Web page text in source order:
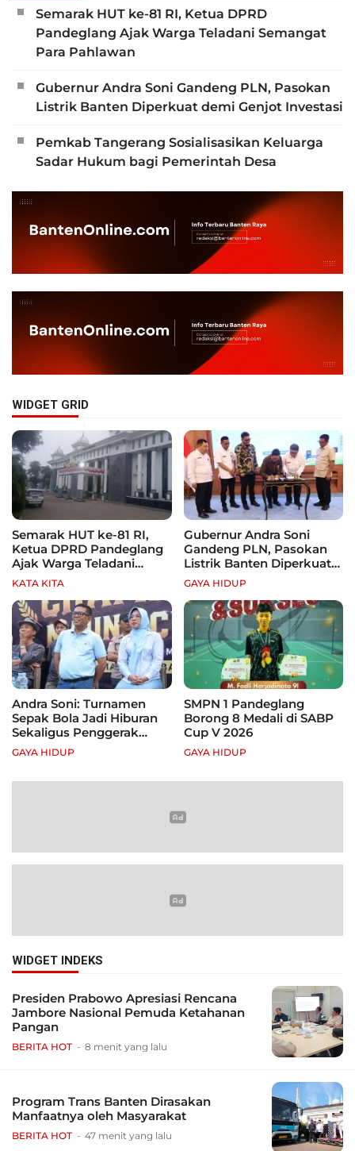
Semarak HUT ke-81 RI, Ketua DPRD
Pandeglang Ajak Warga Teladani Semangat
Para Pahlawan
Gubernur Andra Soni Gandeng PLN, Pasokan
Listrik Banten Diperkuat demi Genjot Investasi
Pemkab Tangerang Sosialisasikan Keluarga
Sadar Hukum bagi Pemerintah Desa
WIDGET GRID
Semarak HUT ke-81 RI,
Ketua DPRD Pandeglang
Ajak Warga Teladani
Semangat Para Pahlawan
KATA KITA
Gubernur Andra Soni
Gandeng PLN, Pasokan
Listrik Banten Diperkuat
demi Genjot Investasi
GAYA HIDUP
Andra Soni: Turnamen
Sepak Bola Jadi Hiburan
Sekaligus Penggerak
Ekonomi Rakyat
GAYA HIDUP
SMPN 1 Pandeglang
Borong 8 Medali di SABP
Cup V 2026
GAYA HIDUP
WIDGET INDEKS
Presiden Prabowo Apresiasi Rencana
Jambore Nasional Pemuda Ketahanan
Pangan
BERITA HOT 8 menit yang lalu
Program Trans Banten Dirasakan
Manfaatnya oleh Masyarakat
BERITA HOT 47 menit yang lalu